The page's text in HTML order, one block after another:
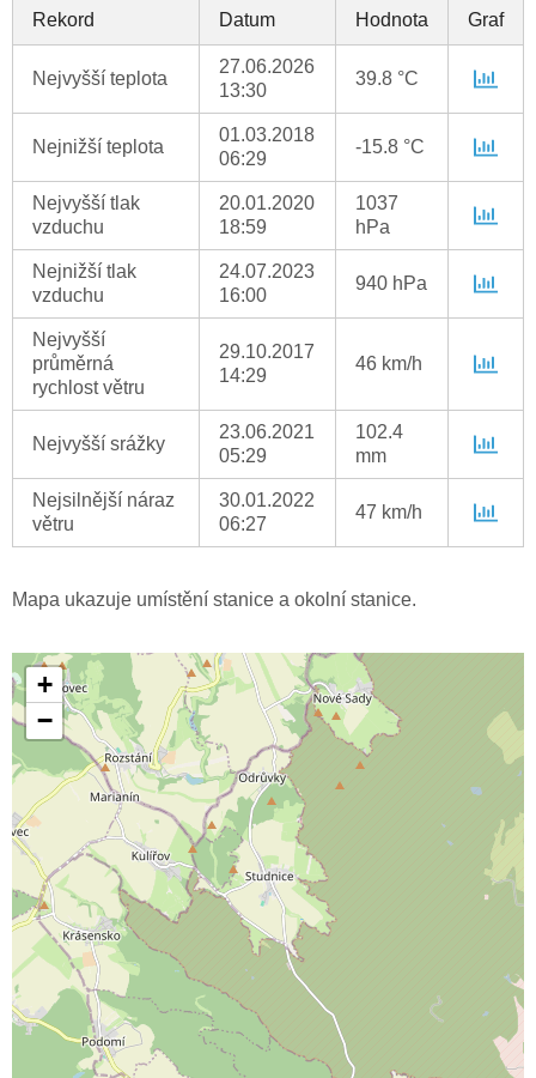
Rekord Datum Hodnota Graf
Nejvyšší teplota
27.06.2026
13:30
39.8 °C
Nejnižší teplota
01.03.2018
06:29
-15.8 °C
Nejvyšší tlak
vzduchu
20.01.2020
18:59
1037
hPa
Nejnižší tlak
vzduchu
24.07.2023
16:00
940 hPa
Nejvyšší
průměrná
rychlost větru
29.10.2017
14:29
46 km/h
Nejvyšší srážky
23.06.2021
05:29
102.4
mm
Nejsilnější náraz
větru
30.01.2022
06:27
47 km/h
Mapa ukazuje umístění stanice a okolní stanice.
+
−